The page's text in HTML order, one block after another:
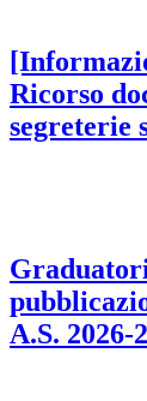
Ricorso
segreterie
A.S. 2026-